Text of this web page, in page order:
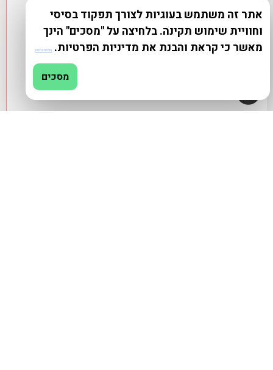
אתר זה משתמש בעוגיות לצורך תפקוד בסיסי
וחוויית שימוש תקינה. בלחיצה על "מסכים" הינך
מאשר כי קראת והבנת את מדיניות הפרטיות. מדיניות פרטיות
מסכים